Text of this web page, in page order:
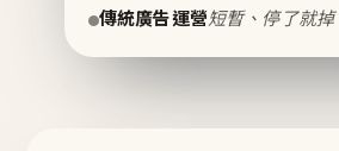
傳統廣告運營短暫、停了就掉